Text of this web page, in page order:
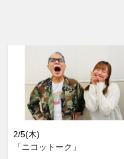
2/5(木)
「ニコットーク」